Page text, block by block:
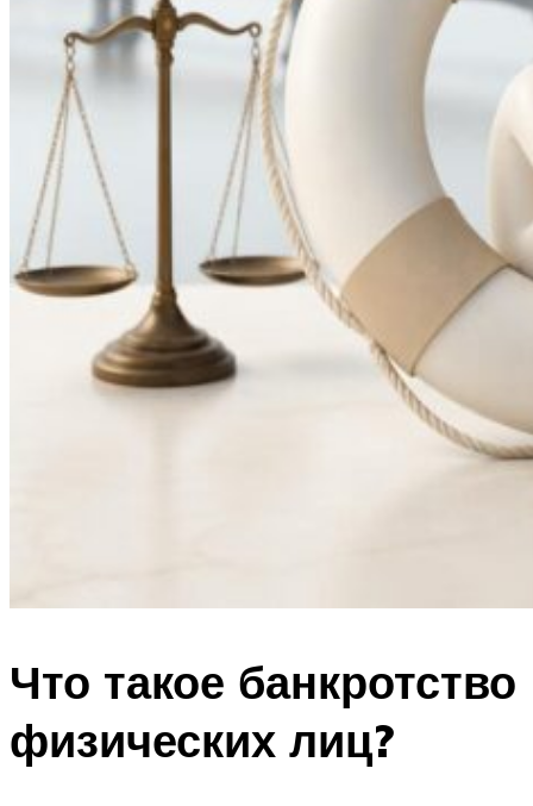
Что такое банкротство
физических лиц?